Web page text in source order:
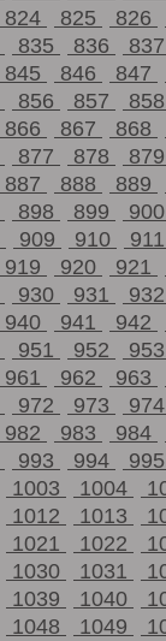
824 825 826
835 836 837
845 846 847
856 857 858
866 867 868
877 878 879
887 888 889
898 899 900
909 910 911
919 920 921
930 931 932
940 941 942
951 952 953
961 962 963
972 973 974
982 983 984
993 994 995
1003 1004
1012 1013
1021 1022
1030 1031
1039 1040
1048 1049